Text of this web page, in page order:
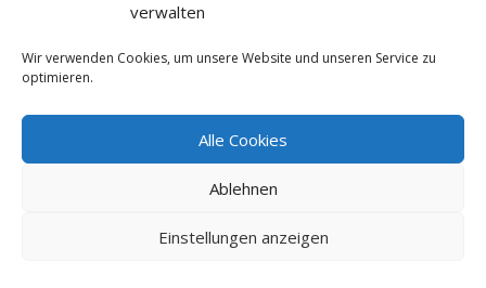
verwalten
Wir verwenden Cookies, um unsere Website und unseren Service zu
optimieren.
Alle Cookies
Ablehnen
Einstellungen anzeigen
© 2018 Dominik Martin Photography
Impressum
Datenschutzerklärung